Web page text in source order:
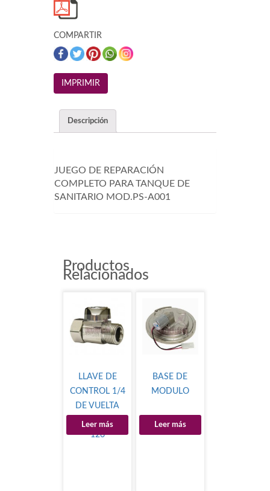
COMPARTIR
Descripción
JUEGO DE REPARACIÓN
COMPLETO PARA TANQUE DE
SANITARIO MOD.PS-A001
Productos
Relacionados
LLAVE DE
CONTROL 1/4
DE VUELTA
AGUA MOD.IP-
126
Leer más
BASE DE
MODULO
Leer más